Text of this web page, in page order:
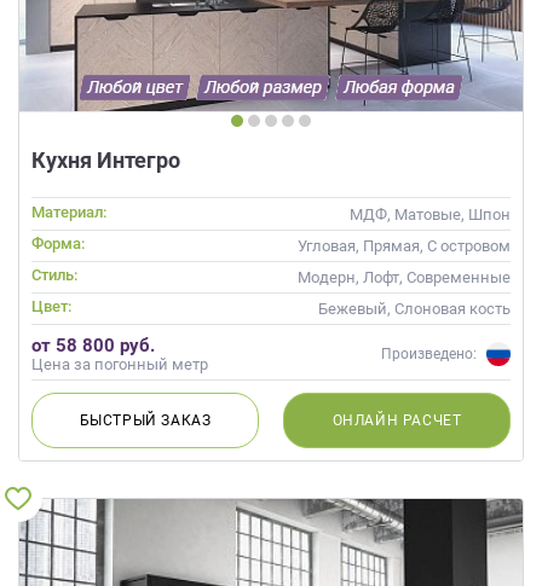
Кухня Интегро
Материал:
МДФ, Матовые, Шпон
Форма:
Угловая, Прямая, С островом
Стиль:
Модерн, Лофт, Современные
Цвет:
Бежевый, Слоновая кость
от 58 800 руб.
Цена за погонный метр
Произведено:
БЫСТРЫЙЗАКАЗ ОНЛАЙН РАСЧЕТ